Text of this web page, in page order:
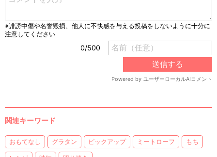
関連キーワード
おもてなし グラタン ピックアップ ミートローフ もち